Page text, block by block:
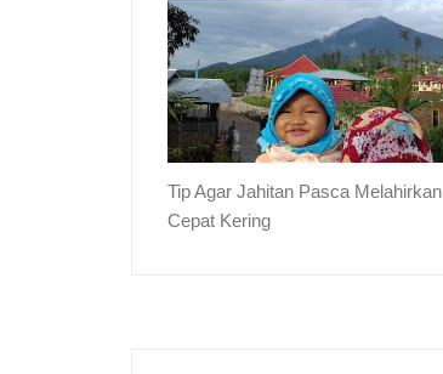
Tip Agar Jahitan Pasca Melahirkan
Cepat Kering